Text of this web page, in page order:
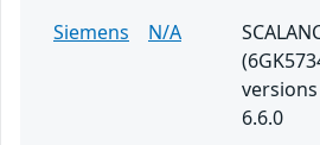
Siemens
N/A
6.6.0